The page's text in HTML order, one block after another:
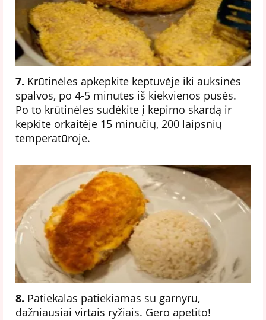
7. Krūtinėles apkepkite keptuvėje iki auksinės
spalvos, po 4-5 minutes iš kiekvienos pusės.
Po to krūtinėles sudėkite į kepimo skardą ir
kepkite orkaitėje 15 minučių, 200 laipsnių
temperatūroje.
8. Patiekalas patiekiamas su garnyru,
dažniausiai virtais ryžiais. Gero apetito!